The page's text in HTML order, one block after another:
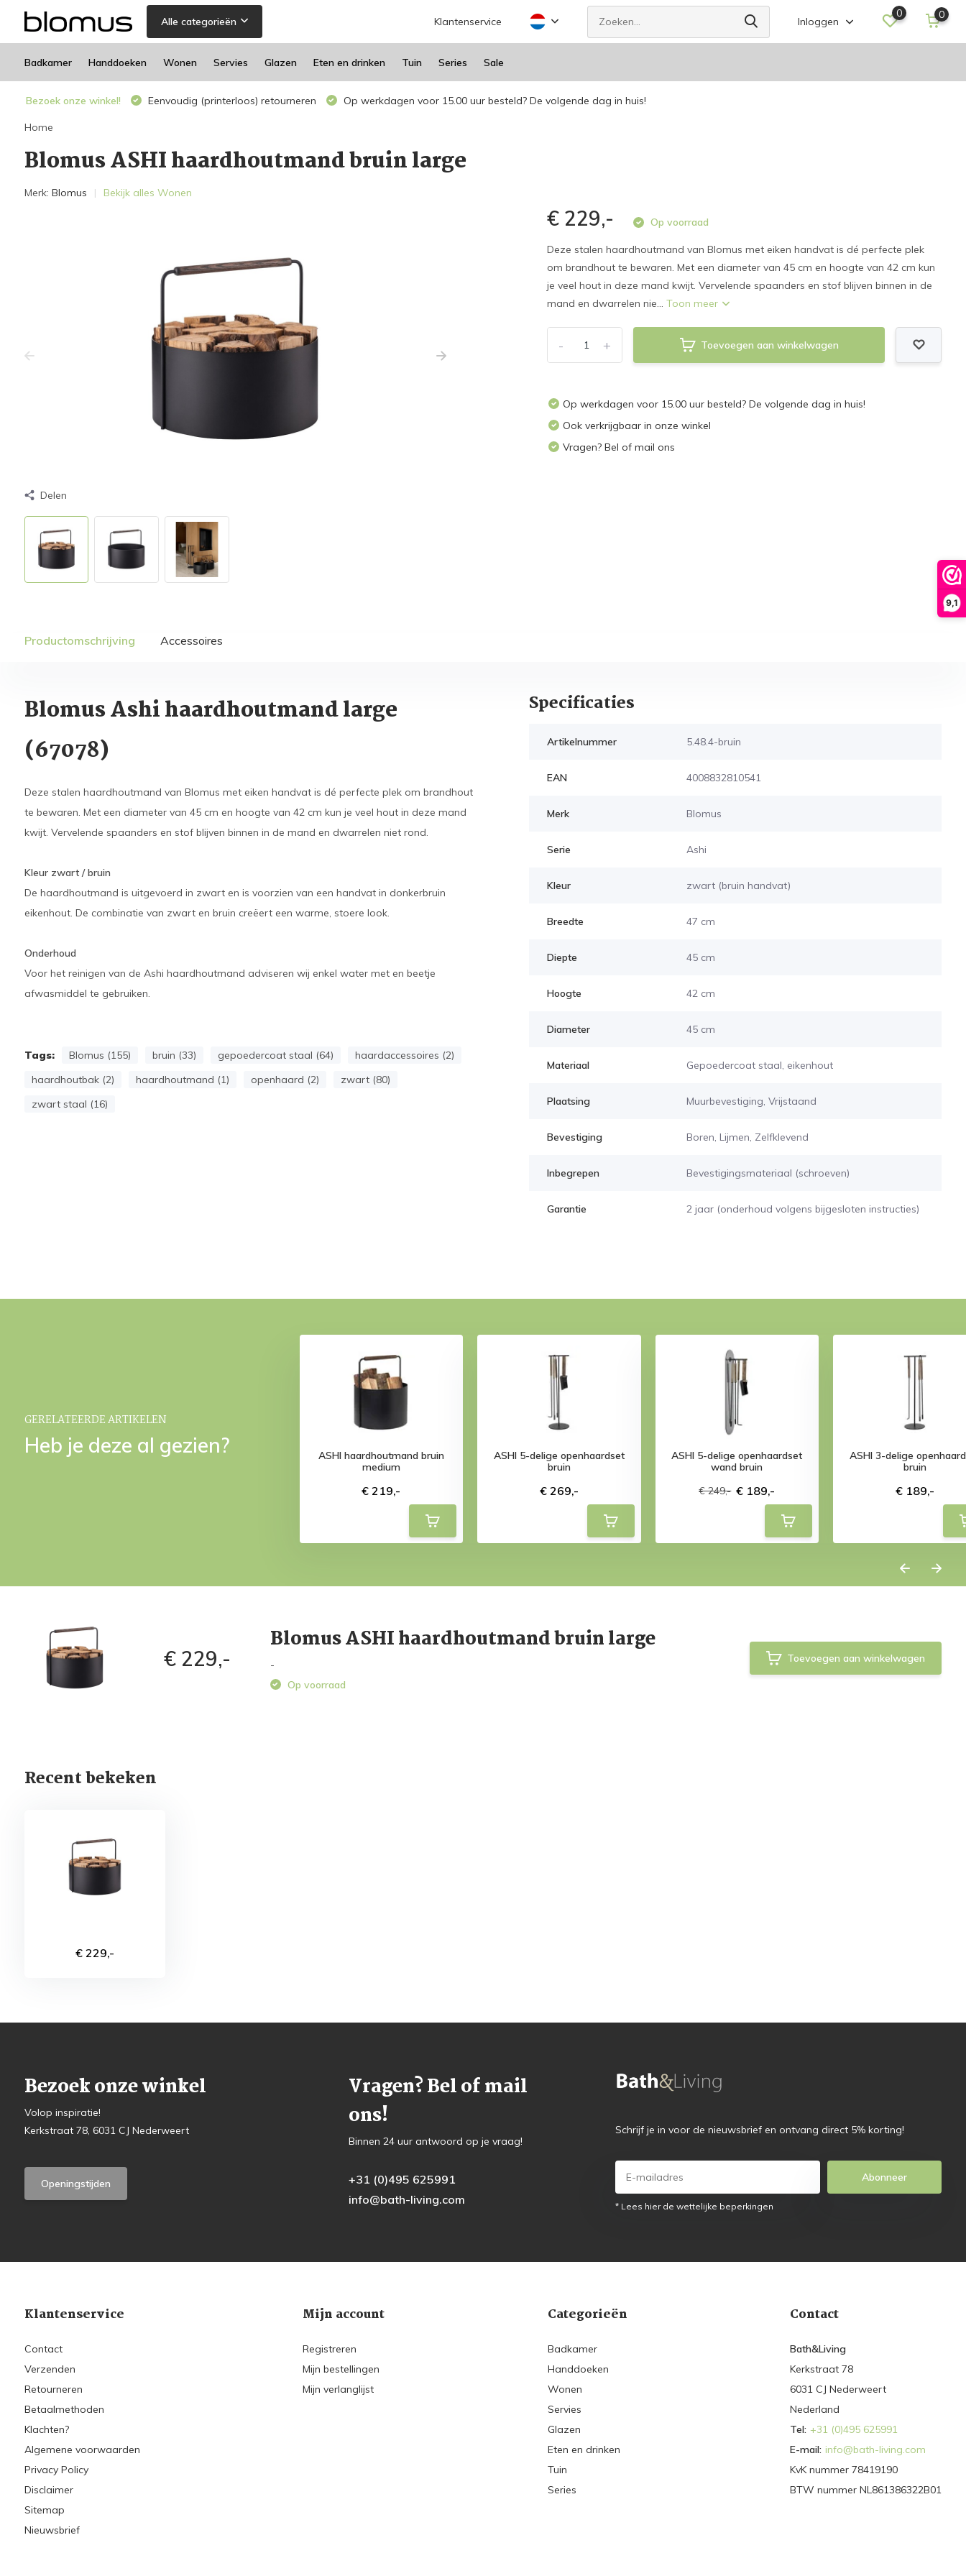
9,1
Alle categorieën Klantenservice Inloggen
0 0
Badkamer Handdoeken Wonen Servies Glazen Eten en drinken Tuin Series Sale
Bezoek onze winkel! Eenvoudig (printerloos) retourneren Op werkdagen voor 15.00 uur besteld? De volgende dag in huis!
Home
Blomus ASHI haardhoutmand bruin large
Merk: Blomus Bekijk alles Wonen
Delen
€ 229,- Op voorraad
Deze stalen haardhoutmand van Blomus met eiken handvat is dé perfecte plek
om brandhout te bewaren. Met een diameter van 45 cm en hoogte van 42 cm kun
je veel hout in deze mand kwijt. Vervelende spaanders en stof blijven binnen in de
mand en dwarrelen nie...Toon meer
+
- Toevoegen aan winkelwagen
Op werkdagen voor 15.00 uur besteld? De volgende dag in huis!
Ook verkrijgbaar in onze winkel
Vragen? Bel of mail ons
Productomschrijving Accessoires
Blomus Ashi haardhoutmand large
(67078)
Deze stalen haardhoutmand van Blomus met eiken handvat is dé perfecte plek om brandhout
te bewaren. Met een diameter van 45 cm en hoogte van 42 cm kun je veel hout in deze mand
kwijt. Vervelende spaanders en stof blijven binnen in de mand en dwarrelen niet rond.
Kleur zwart / bruin
De haardhoutmand is uitgevoerd in zwart en is voorzien van een handvat in donkerbruin
eikenhout. De combinatie van zwart en bruin creëert een warme, stoere look.
Onderhoud
Voor het reinigen van de Ashi haardhoutmand adviseren wij enkel water met en beetje
afwasmiddel te gebruiken.
Tags: Blomus (155) bruin (33) gepoedercoat staal (64)
haardaccessoires (2)
haardhoutbak (2)
haardhoutmand (1) openhaard (2)
zwart (80)
zwart staal (16)
Specificaties
Artikelnummer 5.48.4-bruin
EAN 4008832810541
Merk Blomus
Serie Ashi
Kleur zwart (bruin handvat)
Breedte 47 cm
Diepte 45 cm
Hoogte 42 cm
Diameter 45 cm
Materiaal Gepoedercoat staal, eikenhout
Plaatsing Muurbevestiging, Vrijstaand
Bevestiging Boren, Lijmen, Zelfklevend
Inbegrepen Bevestigingsmateriaal (schroeven)
Garantie 2 jaar (onderhoud volgens bijgesloten instructies)
GERELATEERDE ARTIKELEN
Heb je deze al gezien?
ASHI haardhoutmand bruin
medium
€ 219,-
ASHI 5-delige openhaardset
bruin
€ 269,-
ASHI 5-delige openhaardset
wand bruin
€ 249,- € 189,-
ASHI 3-delige
bruin
€ 189,-
€ 229,-
Blomus ASHI haardhoutmand bruin large
-
Op voorraad
Toevoegen aan winkelwagen
Recent bekeken
€ 229,-
Bezoek onze winkel
Volop inspiratie!
Kerkstraat 78, 6031 CJ Nederweert
Openingstijden
Vragen? Bel of mail
ons!
Binnen 24 uur antwoord op je vraag!
+31 (0)495 625991
info@bath-living.com
Schrijf je in voor de nieuwsbrief en ontvang direct 5% korting!
Abonneer
* Lees hier de wettelijke beperkingen
Klantenservice
Contact
Verzenden
Retourneren
Betaalmethoden
Klachten?
Algemene voorwaarden
Privacy Policy
Disclaimer
Sitemap
Nieuwsbrief
Mijn account
Registreren
Mijn bestellingen
Mijn verlanglijst
Categorieën
Badkamer
Handdoeken
Wonen
Servies
Glazen
Eten en drinken
Tuin
Series
Contact
Bath&Living
Kerkstraat 78
6031 CJ Nederweert
Nederland
Tel: +31 (0)495 625991
E-mail: info@bath-living.com
KvK nummer 78419190
BTW nummer NL861386322B01